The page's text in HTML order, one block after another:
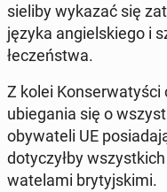
sie­li­by wykazać się
języka an­giel­skie­go i
łe­czeń­stwa.
Z kolei
ubie­ga­nia się o
oby­wa­te­li UE
do­ty­czył­by
wa­te­la­mi bry­tyj­ski­mi.